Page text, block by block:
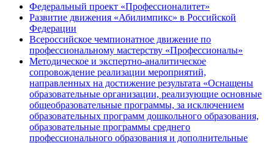
Федеральный проект «Профессионалитет»
Развитие движения «Абилимпикс» в Российской
Федерации
Всероссийское чемпионатное движение по
профессиональному мастерству «Профессионалы»
Методическое и экспертно-аналитическое
сопровождение реализации мероприятий,
направленных на достижение результата «Оснащены
образовательные организации, реализующие основные
общеобразовательные программы, за исключением
образовательных программ дошкольного образования,
образовательные программы среднего
профессионального образования и дополнительные